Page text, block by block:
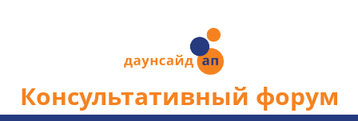
Консультативный форум